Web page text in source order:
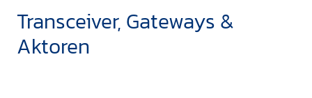
Transceiver, Gateways &
Aktoren